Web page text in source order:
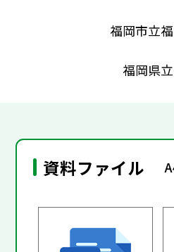
福岡市立
福岡県
資料ファイル